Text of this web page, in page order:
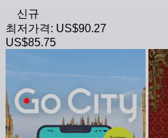
신규
최저가격: US$90.27
US$85.75